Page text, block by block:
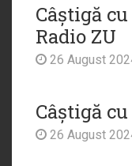
Câștigă
Radio ZU
26 August
Câștigă
26 August